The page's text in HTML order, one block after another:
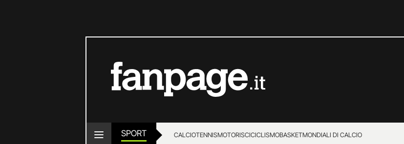
SPORT CALCIOTENNISMOTORISCICICLISMOBASKETMONDIALI DI CALCIO